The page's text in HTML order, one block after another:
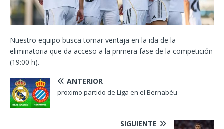
Nuestro equipo busca tomar ventaja en la ida de la
eliminatoria que da acceso a la primera fase de la competición
(19:00 h).
ANTERIOR
proximo partido de Liga en el Bernabéu
SIGUIENTE